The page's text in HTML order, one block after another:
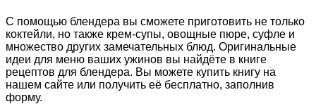
С помощью блендера вы сможете приготовить не только
коктейли, но также крем-супы, овощные пюре, суфле и
множество других замечательных блюд. Оригинальные
идеи для меню ваших ужинов вы найдёте в книге
рецептов для блендера. Вы можете купить книгу на
нашем сайте или получить её бесплатно, заполнив
форму.